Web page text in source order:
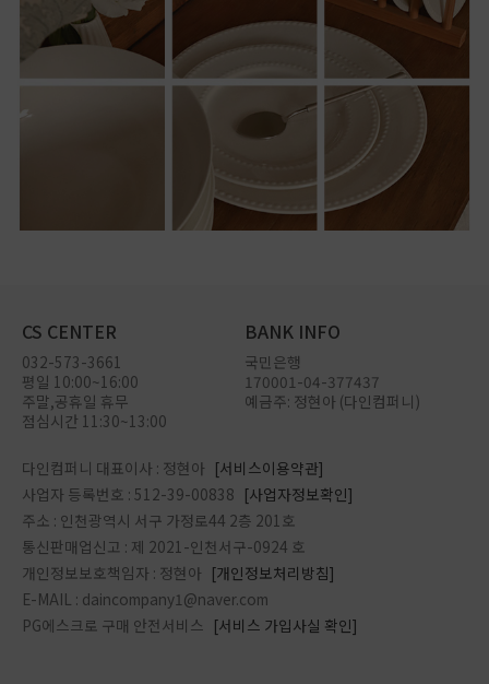
CS CENTER
032-573-3661
평일 10:00~16:00
주말,공휴일 휴무
점심시간 11:30~13:00
BANK INFO
국민은행
170001-04-377437
예금주: 정현아 (다인컴퍼니)
다인컴퍼니 대표이사 : 정현아 [서비스이용약관]
사업자 등록번호 : 512-39-00838 [사업자정보확인]
주소 : 인천광역시 서구 가정로44 2층 201호
통신판매업신고 : 제 2021-인천서구-0924 호
개인정보보호책임자 : 정현아 [개인정보처리방침]
E-MAIL : daincompany1@naver.com
PG에스크로 구매 안전서비스 [서비스 가입사실 확인]